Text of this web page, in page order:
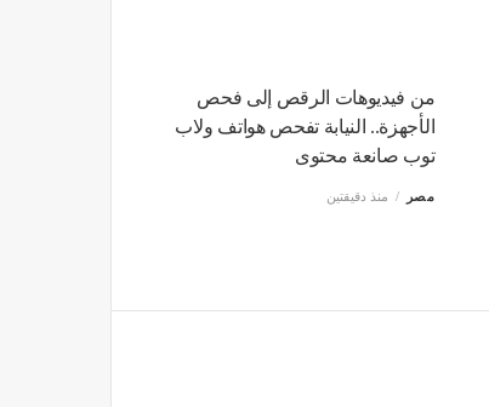
من فيديوهات الرقص إلى فحص
الأجهزة.. النيابة تفحص هواتف ولاب
توب صانعة محتوى
مصر منذ دقيقتين